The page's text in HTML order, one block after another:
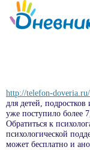
http://telefon-doveria.ru/
для детей,
уже поступило более
Обратиться к
психологической
может бесплатно и